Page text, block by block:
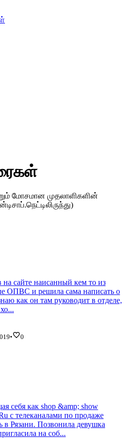
மோசமான முதலாளிகளின்
сайте наисанный кем то из
ОПВС и решила сама написать о
как он там руководит в отделе,
•
0
себя как shop &amp; show
с телеканалами по продаже
в Рязани. Позвонила девушка
на соб...